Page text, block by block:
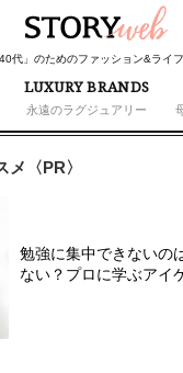
40代」のためのファッション&ライ
LUXURY BRANDS
永遠のラグジュアリー
〈PR〉
勉強に集中できないの
ない？プロに学ぶアイ